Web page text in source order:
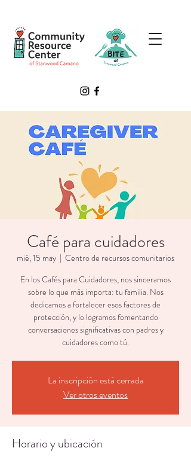
Café para cuidadores
mié, 15 may
  |
Centro de recursos comunitarios
En los Cafés para Cuidadores, nos sinceramos
sobre lo que más importa: tu familia. Nos
dedicamos a fortalecer esos factores de
protección, y lo logramos fomentando
conversaciones significativas con padres y
cuidadores como tú.
La inscripción está cerrada
Ver otros eventos
Horario y ubicación